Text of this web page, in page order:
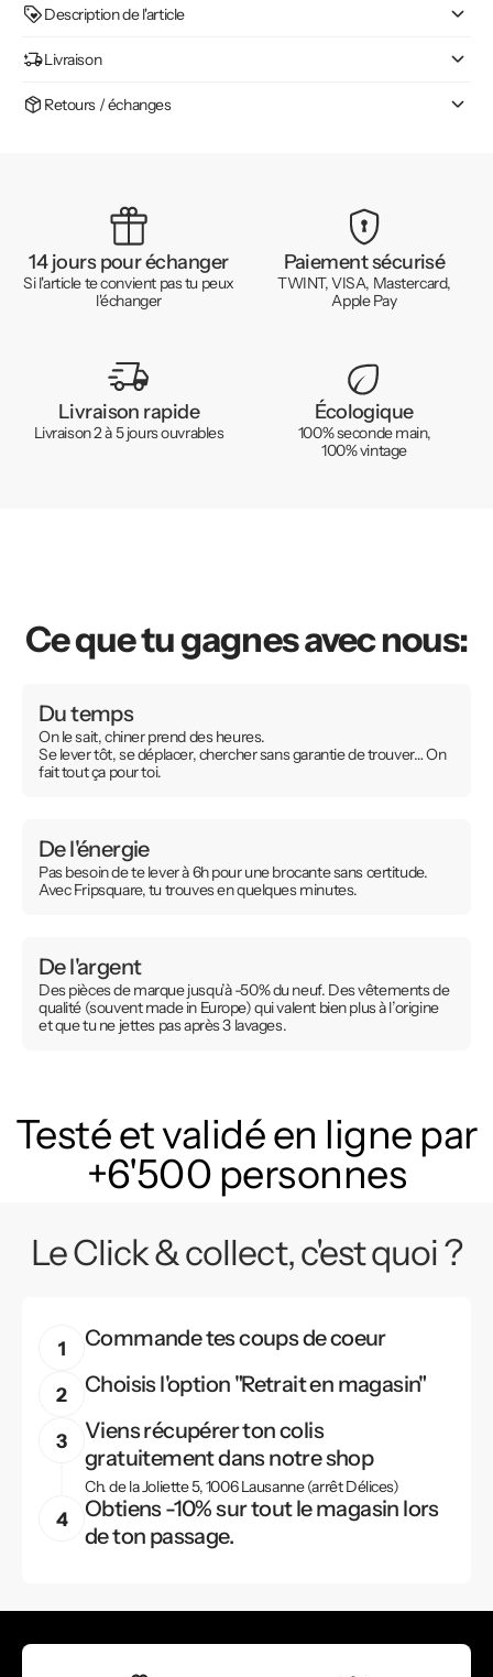
Description de l'article
Livraison
Retours / échanges
14 jours pour échanger
Si l'article te convient pas tu peux
l'échanger
Paiement sécurisé
TWINT, VISA, Mastercard,
Apple Pay
Livraison rapide
Livraison 2 à 5 jours ouvrables
Écologique
100% seconde main,
100% vintage
Ce que tu gagnes avec nous:
Du temps
On le sait, chiner prend des heures.
Se lever tôt, se déplacer, chercher sans garantie de trouver… On
fait tout ça pour toi.
De l'énergie
Pas besoin de te lever à 6h pour une brocante sans certitude.
Avec Fripsquare, tu trouves en quelques minutes.
De l'argent
Des pièces de marque jusqu’à -50% du neuf. Des vêtements de
qualité (souvent made in Europe) qui valent bien plus à l’origine
et que tu ne jettes pas après 3 lavages.
Testé et validé en ligne par
+6'500 personnes
Le Click & collect, c'est quoi ?
Commande tes coups de coeur
Choisis l'option "Retrait en magasin"
Viens récupérer ton colis
gratuitement dans notre shop
Ch. de la Joliette 5, 1006 Lausanne (arrêt Délices)
Obtiens -10% sur tout le magasin lors
de ton passage.